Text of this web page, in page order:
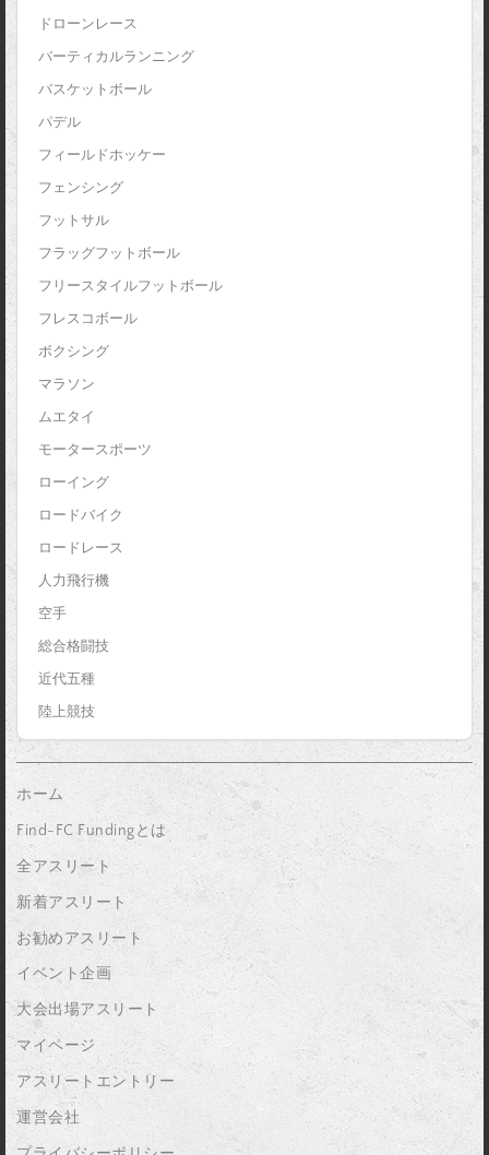
ドローンレース
バーティカルランニング
バスケットボール
パデル
フィールドホッケー
フェンシング
フットサル
フラッグフットボール
フリースタイルフットボール
フレスコボール
ボクシング
マラソン
ムエタイ
モータースポーツ
ローイング
ロードバイク
ロードレース
人力飛行機
空手
総合格闘技
近代五種
陸上競技
ホーム
Find-FC Fundingとは
全アスリート
新着アスリート
お勧めアスリート
イベント企画
大会出場アスリート
マイページ
アスリートエントリー
運営会社